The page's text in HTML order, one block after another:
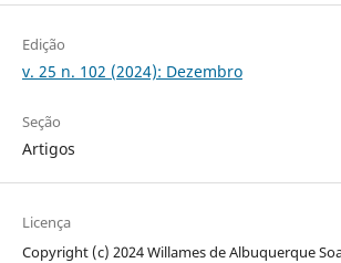
Edição
v. 25 n. 102 (2024): Dezembro
Seção
Artigos
Licença
Copyright (c) 2024 Willames de Albuquerque